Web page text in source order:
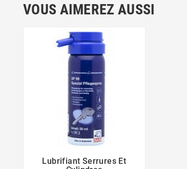
VOUS AIMEREZ AUSSI
Lubrifiant Serrures Et